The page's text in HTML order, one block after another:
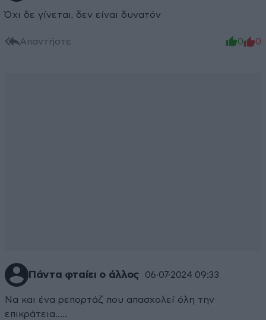
Όχι δε γίνεται, δεν είναι δυνατόν
Απαντήστε 0 0
Πάντα φταίει ο άλλος 06·07·2024 09:33
Να και ένα ρεπορτάζ που απασχολεί όλη την
επικράτεια.....